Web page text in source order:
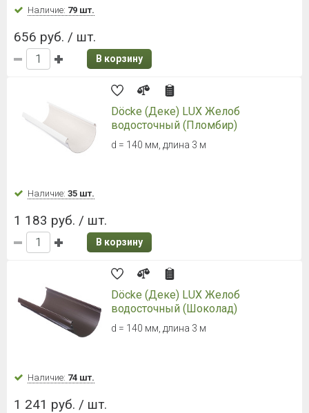
Наличие: 79 шт.
656 руб. / шт.
В корзину
Döcke (Деке) LUX Желоб
водосточный (Пломбир)
d = 140 мм, длина 3 м
Наличие: 35 шт.
1 183 руб. / шт.
В корзину
Döcke (Деке) LUX Желоб
водосточный (Шоколад)
d = 140 мм, длина 3 м
Наличие: 74 шт.
1 241 руб. / шт.